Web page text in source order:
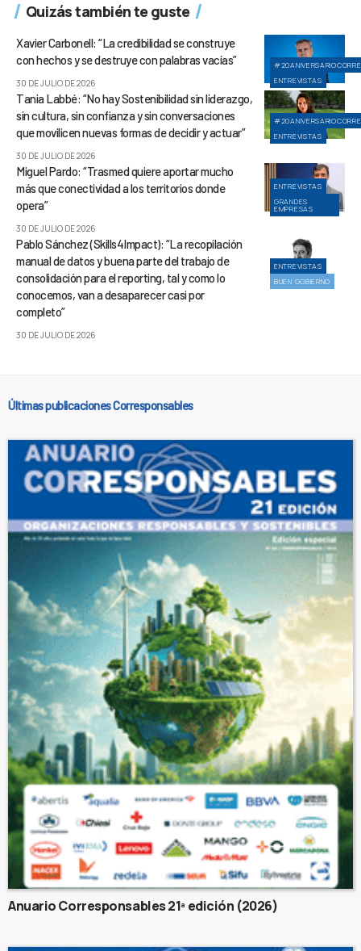
Quizás también te guste
ENTREVISTAS
Xavier Carbonell: “La credibilidad se construye
con hechos y se destruye con palabras vacías”
30 DE JULIO DE 2026
ENTREVISTAS
Tania Labbé: “No hay Sostenibilidad sin liderazgo,
sin cultura, sin confianza y sin conversaciones
que movilicen nuevas formas de decidir y actuar”
30 DE JULIO DE 2026
ENTREVISTAS
GRANDES
EMPRESAS
Miguel Pardo: “Trasmed quiere aportar mucho
más que conectividad a los territorios donde
opera”
30 DE JULIO DE 2026
ENTREVISTAS
BUEN GOBIERNO
Pablo Sánchez (Skills4Impact): “La recopilación
manual de datos y buena parte del trabajo de
consolidación para el reporting, tal y como lo
conocemos, van a desaparecer casi por
completo”
30 DE JULIO DE 2026
Últimas publicaciones Corresponsables
Anuario Corresponsables 21ª edición (2026)